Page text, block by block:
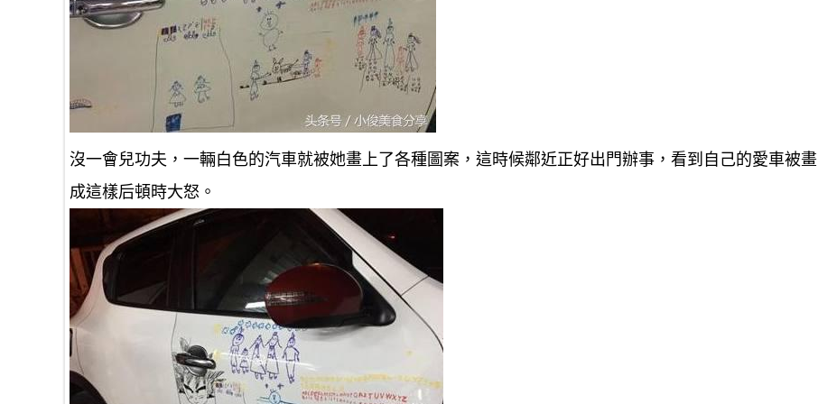
沒一會兒功夫，一輛白色的汽車就被她畫上了各種圖案，這時候鄰近正好出門辦事，看到自己的愛車被畫
成這樣后頓時大怒。